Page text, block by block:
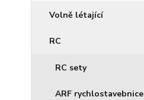
Volně létající
RC
RC sety
ARF rychlostavebnice